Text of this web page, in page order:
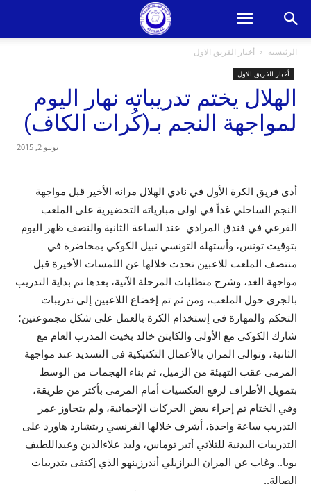
الرئيسية أخبار الفريق الاول
أخبار الفريق الاول
الهلال يختم تدريباته نهار اليوم
لمواجهة النجم بـ(كُرات الكاف)
يونيو 2, 2015
أدى فريق الكرة الأول في نادي الهلال مرانه الأخير قبل مواجهة
النجم الساحلي غداً في اولى مبارياته التحضيرية على الملعب
الفرعي في فندق المرادي عند الساعة الثانية والنصف ظهر اليوم
بتوقيت تونس، وأستهله التونسي نبيل الكوكي بمحاضرة في
منتصف الملعب للاعبين تحدث خلالها عن اللمسات الأخيرة قبل
مواجهة الغد، وشرح متطلبات المرحلة الآنية، بعدها تم بداية التدريب
بالجري حول الملعب، ومن ثم تم إخضاع اللاعبين إلى تدريبات
التحكم والمهارة في إستخدام الكرة بالعمل على شكل مجموعتين؛
شارك الكوكي مع الأولى والكابتن خالد بخيت المدرب العام مع
الثانية، وتوالى المران بالأعمال التكتيكية في التسديد عند مواجهة
المرمى عقب التهيئة من الزميل، ثم بناء الهجمات من الوسط
بتمويل الأطراف لرفع العكسيات أمام المرمى بأكثر من طريقة،
وفي الختام تم إجراء بعض الحركات الإحمائية، ولم يتجاوز عمر
التدريب ساعة واحدة، أشرف خلالها الفرنسي ريتشارد هاورد على
التدريبات البدنية للثلاثي أتير توماس، وليد علاءالدين وعبداللطيف
بويا.. وغاب عن المران البرازيلي أندرزينهو الذي إكتفى بتدريبات
الصالة..